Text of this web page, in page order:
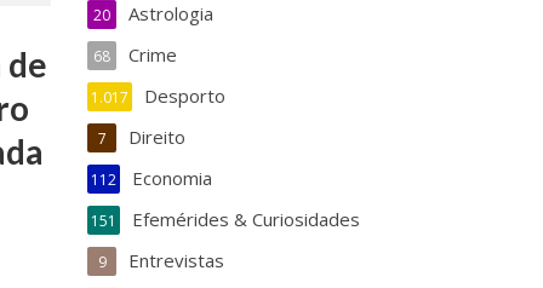
de
Astrologia
20
Crime
68
Desporto
1.017
Direito
7
Economia
112
Efemérides & Curiosidades
151
Entrevistas
9